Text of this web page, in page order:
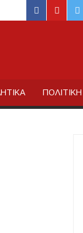
facebook
ΠΟΛΙΤΙΚΗ